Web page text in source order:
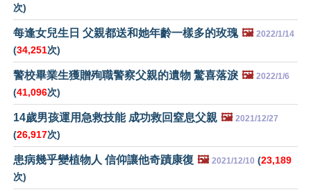
次)
每逢女兒生日 父親都送和她年齡一樣多的玫瑰 🖼️ 2022/1/14
(34,251次)
警校畢業生獲贈殉職警察父親的遺物 驚喜落淚 🖼️ 2022/1/6
(41,096次)
14歲男孩運用急救技能 成功救回窒息父親 🖼️ 2021/12/27
(26,917次)
患病幾乎變植物人 信仰讓他奇蹟康復 🖼️ 2021/12/10 (23,189
次)